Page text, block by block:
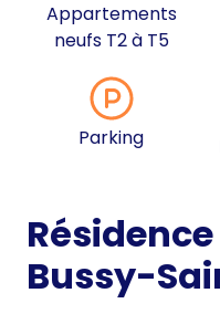
Appartements
neufs T2 à T5
Parking
Bussy-